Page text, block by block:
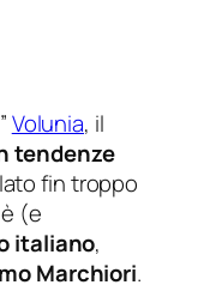
”Volunia, il
tendenze
fin troppo
(e
italiano,
Marchiori.